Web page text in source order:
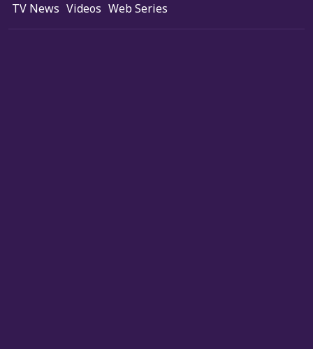
TV News Videos Web Series